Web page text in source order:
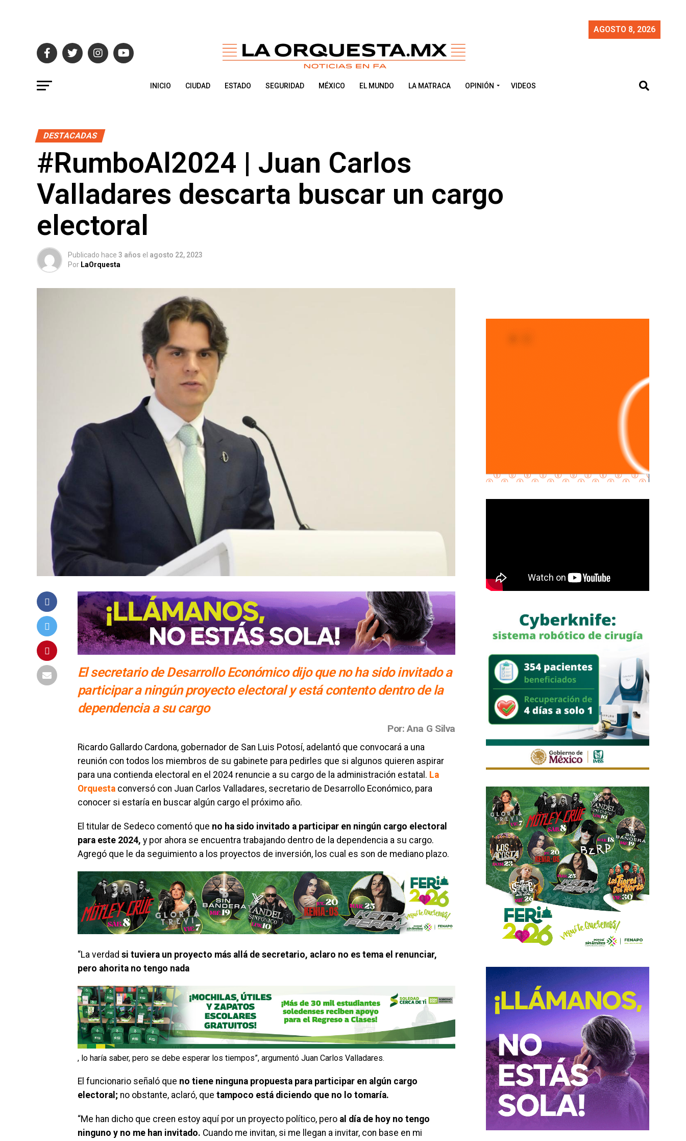
AGOSTO 8, 2026
INICIO CIUDAD ESTADO SEGURIDAD MÉXICO EL MUNDO LA MATRACA OPINIÓN VIDEOS
DESTACADAS
#RumboAl2024 | Juan Carlos
Valladares descarta buscar un cargo
electoral
Publicado hace 3 años el agosto 22, 2023
Por LaOrquesta
El secretario de Desarrollo Económico dijo que no ha sido invitado a
participar a ningún proyecto electoral y está contento dentro de la
dependencia a su cargo
Por: Ana G Silva
Ricardo Gallardo Cardona, gobernador de San Luis Potosí, adelantó que convocará a una
reunión con todos los miembros de su gabinete para pedirles que si algunos quieren aspirar
para una contienda electoral en el 2024 renuncie a su cargo de la administración estatal. La
Orquesta conversó con Juan Carlos Valladares, secretario de Desarrollo Económico, para
conocer si estaría en buscar algún cargo el próximo año.
El titular de Sedeco comentó que no ha sido invitado a participar en ningún cargo electoral
para este 2024, y por ahora se encuentra trabajando dentro de la dependencia a su cargo.
Agregó que le da seguimiento a los proyectos de inversión, los cual es son de mediano plazo.
“La verdad si tuviera un proyecto más allá de secretario, aclaro no es tema el renunciar,
pero ahorita no tengo nada
, lo haría saber, pero se debe esperar los tiempos”, argumentó Juan Carlos Valladares.
El funcionario señaló que no tiene ninguna propuesta para participar en algún cargo
electoral; no obstante, aclaró, que tampoco está diciendo que no lo tomaría.
“Me han dicho que creen estoy aquí por un proyecto político, pero al día de hoy no tengo
ninguno y no me han invitado. Cuando me invitan, si me llegan a invitar, con base en mi